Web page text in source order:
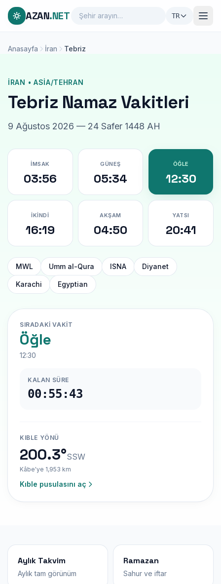
AZAN.NET TR
Anasayfa İran Tebriz
İRAN • ASIA/TEHRAN
Tebriz Namaz Vakitleri
9 Ağustos 2026 — 24 Safer 1448 AH
İMSAK
03:56
GÜNEŞ
05:34
ÖĞLE
12:30
İKINDI
16:19
AKŞAM
04:50
YATSI
20:41
MWL Umm al-Qura ISNA Diyanet
Karachi Egyptian
SIRADAKI VAKIT
Öğle
12:30
KALAN SÜRE
00:55:42
KIBLE YÖNÜ
200.3°SSW
Kâbe'ye 1,953 km
Kıble pusulasını aç
Aylık Takvim
Aylık tam görünüm
Ramazan
Sahur ve iftar